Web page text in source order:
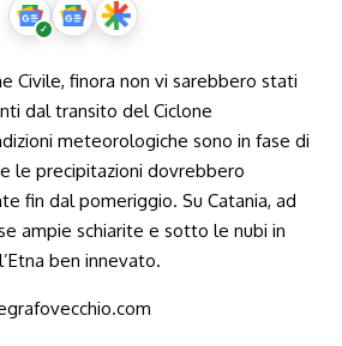
Civile, finora non vi sarebbero stati
dal transito del Ciclone
meteorologiche sono in fase di
le precipitazioni dovrebbero
fin dal pomeriggio. Su Catania, ad
ampie schiarite e sotto le nubi in
ben innevato.